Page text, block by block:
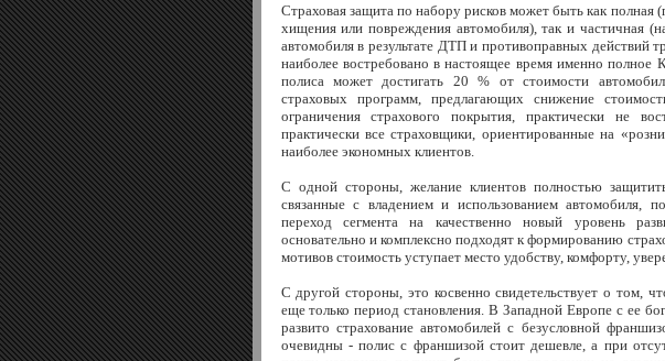
Страховая защита по набору рисков может быть как
хищения или повреждения автомобиля), так и частичная
автомобиля в результате ДТП и противоправных действий
наиболее востребовано в настоящее время именно
полиса может достигать 20 % от стоимости
страховых программ, предлагающих снижение
ограничения страхового покрытия, практически не
практически все страховщики, ориентированные на
наиболее экономных клиентов.
С одной стороны, желание клиентов полностью
связанные с владением и использованием автомобиля,
переход сегмента на качественно новый уровень
основательно и комплексно подходят к формированию
мотивов стоимость уступает место удобству, комфорту,
С другой стороны, это косвенно свидетельствует о том,
еще только период становления. В Западной Европе с ее
развито страхование автомобилей с безусловной
очевидны - полис с франшизой стоит дешевле, а при